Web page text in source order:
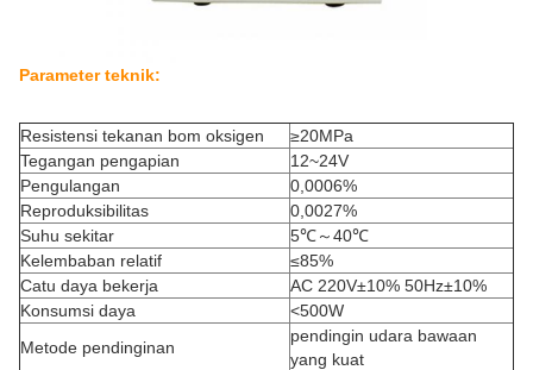
Parameter teknik:
Resistensi tekanan bom oksigen
≥20MPa
Tegangan pengapian
12~24V
Pengulangan
0,0006%
Reproduksibilitas
0,0027%
Suhu sekitar
5℃～40℃
Kelembaban relatif
≤85%
Catu daya bekerja
AC 220V±10% 50Hz±10%
Konsumsi daya
<500W
Metode pendinginan
pendingin udara bawaan
yang kuat